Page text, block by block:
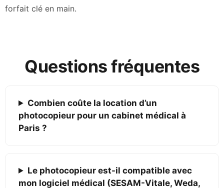
forfait clé en main.
Questions fréquentes
Combien coûte la location d’un
photocopieur pour un cabinet médical à
Paris ?
Le photocopieur est-il compatible avec
mon logiciel médical (SESAM-Vitale, Weda,